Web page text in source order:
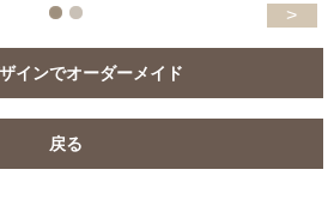
>
インでオーダーメイド
戻る